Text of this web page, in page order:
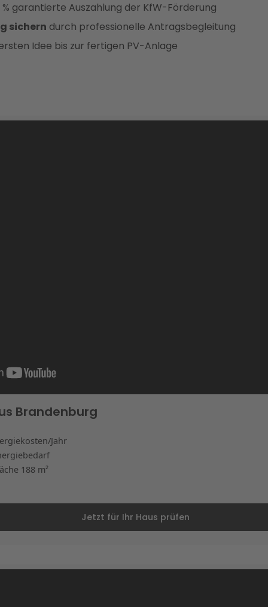
% garantierte Auszahlung der KfW-Förderung
sichern durch professionelle Antragsbegleitung
Idee bis zur fertigen PV-Anlage
Brandenburg
Jahr
188 m²
Jetzt für Ihr Haus prüfen